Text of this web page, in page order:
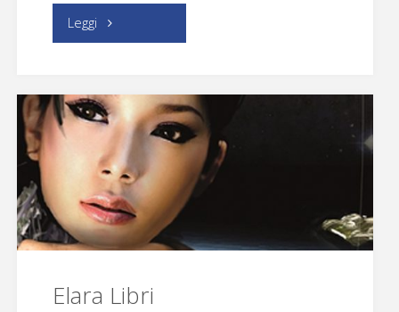
Leggi "A.Mys."
Elara Libri